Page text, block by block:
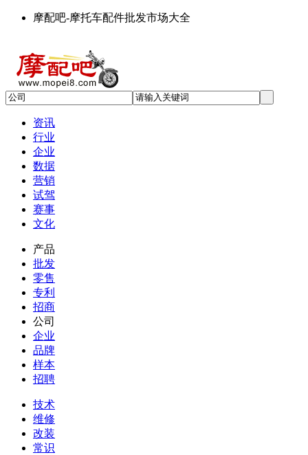
摩配吧-摩托车配件批发市场大全
资讯
行业
企业
数据
营销
试驾
赛事
文化
产品
批发
零售
专利
招商
公司
企业
品牌
样本
招聘
技术
维修
改装
常识